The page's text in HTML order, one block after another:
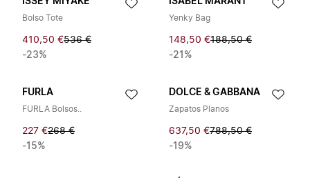
Bolso Tote
410,50 €536 €
-23%
Yenky Bag
148,50 €188,50 €
-21%
FURLA
FURLA Bolsos..
227 €268 €
-15%
DOLCE & GABBANA
Zapatos Planos
637,50 €788,50 €
-19%